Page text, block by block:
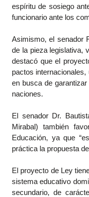
espíritu de sosiego
funcionario ante los
Asimismo, el senador
de la pieza legislativa,
destacó que el
pactos
en busca de
naciones.
El senador Dr.
Mirabal) también
Educación, ya que
práctica la propuesta
El proyecto de Ley
sistema educativo
secundario, de